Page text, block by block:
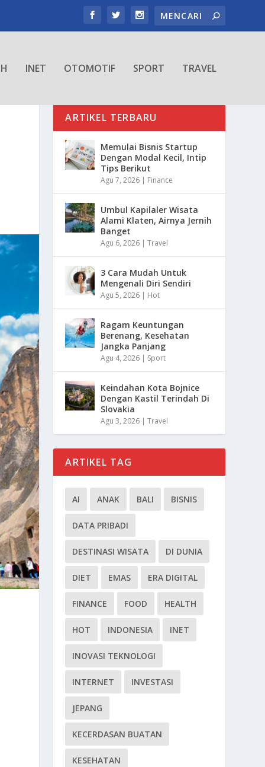
INET OTOMOTIF SPORT TRAVEL
ARTIKEL TERBARU
Memulai Bisnis Startup
Dengan Modal Kecil, Intip
Tips Berikut
Agu 7, 2026 | Finance
Umbul Kapilaler Wisata
Alami Klaten, Airnya Jernih
Banget
Agu 6, 2026 |Travel
3 Cara Mudah Untuk
Mengenali Diri Sendiri
Agu 5, 2026 | Hot
Ragam Keuntungan
Berenang, Kesehatan
Jangka Panjang
Agu 4, 2026 | Sport
Keindahan Kota Bojnice
Dengan Kastil Terindah Di
Slovakia
Agu 3, 2026 |Travel
ARTIKEL TAG
AI ANAK BALI BISNIS
DATA PRIBADI
DESTINASI WISATA DI DUNIA
DIET EMAS ERA DIGITAL
FINANCE FOOD HEALTH
HOT INDONESIA INET
INOVASI TEKNOLOGI
INTERNET INVESTASI
JEPANG
KECERDASAN BUATAN
KESEHATAN